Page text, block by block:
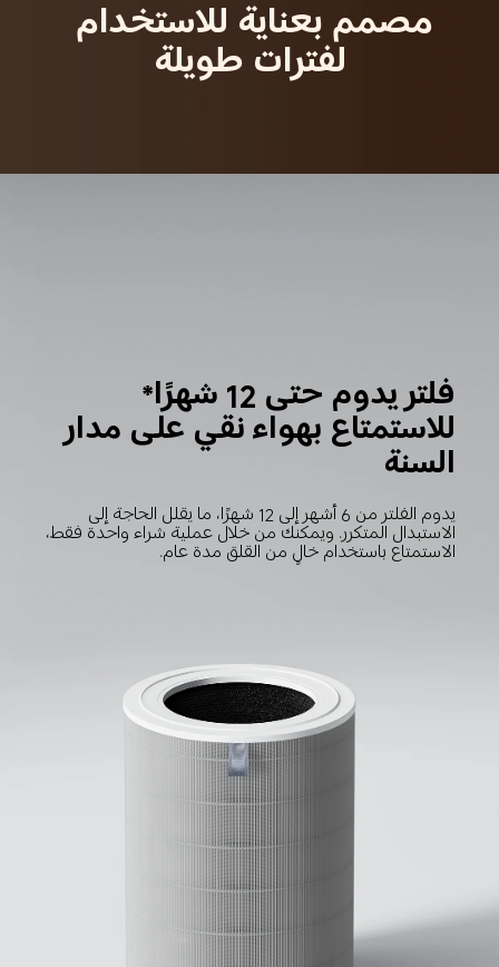
مصمم بعناية للاستخدام
لفترات طويلة
فلتر يدوم حتى 12 شهرًا*
للاستمتاع بهواء نقي على مدار
السنة
يدوم الفلتر من 6 أشهر إلى 12 شهرًا، ما يقلل الحاجة إلى
الاستبدال المتكرر. ويمكنك من خلال عملية شراء واحدة فقط،
الاستمتاع باستخدام خالٍ من القلق مدة عام.